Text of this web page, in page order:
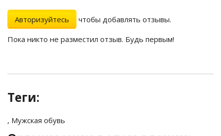
Авторизуйтесь
чтобы добавлять отзывы.
Пока никто не разместил отзыв. Будь первым!
Теги:
, Мужская обувь